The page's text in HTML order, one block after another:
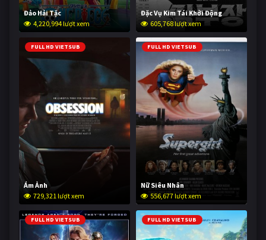
Đảo Hải Tặc
4,220,994 lượt xem
Đặc Vụ Kim Tái Khởi Động
605,768 lượt xem
FULL HD VIETSUB
Ám Ảnh
729,321 lượt xem
FULL HD VIETSUB
Nữ Siêu Nhân
556,677 lượt xem
FULL HD VIETSUB FULL HD VIETSUB